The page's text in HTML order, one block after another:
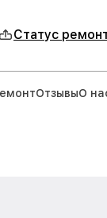
Статус
ОтзывыО